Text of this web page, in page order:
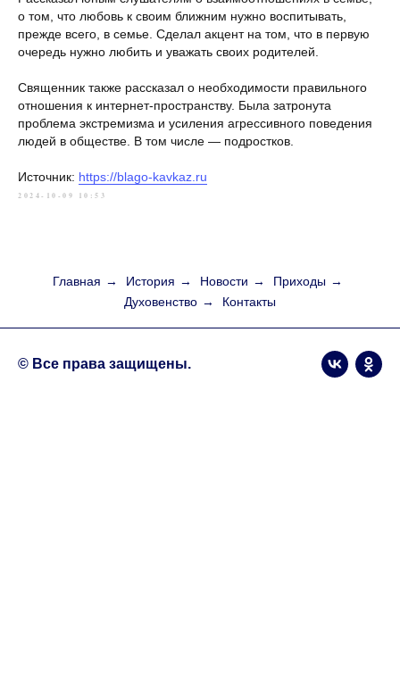
о том, что любовь к своим ближним нужно воспитывать,
прежде всего, в семье. Сделал акцент на том, что в первую
очередь нужно любить и уважать своих родителей.
Священник также рассказал о необходимости правильного
отношения к интернет-пространству. Была затронута
проблема экстремизма и усиления агрессивного поведения
людей в обществе. В том числе — подростков.
Источник: https://blago-kavkaz.ru
2024-10-09 10:53
Главная → История → Новости → Приходы →
Духовенство → Контакты
© Все права защищены.